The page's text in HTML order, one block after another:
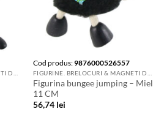
Cod produs:9876000526557
Figurina bungee jumping – Miel
11 CM
56,74 lei